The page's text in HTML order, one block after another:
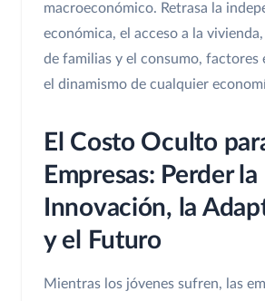
macroeconómico. Retrasa la
económica, el acceso a la
de familias y el consumo, factores
el dinamismo de cualquier
El Costo Oculto
Empresas: Perder la
Innovación, la
y el Futuro
Mientras los jóvenes sufren, las